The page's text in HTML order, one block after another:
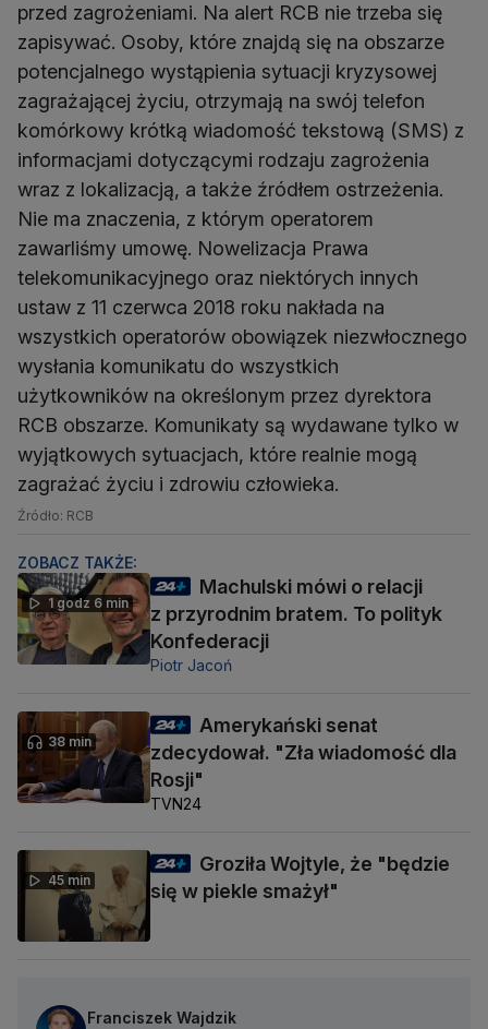
przed zagrożeniami. Na alert RCB nie trzeba się
zapisywać. Osoby, które znajdą się na obszarze
potencjalnego wystąpienia sytuacji kryzysowej
zagrażającej życiu, otrzymają na swój telefon
komórkowy krótką wiadomość tekstową (SMS) z
informacjami dotyczącymi rodzaju zagrożenia
wraz z lokalizacją, a także źródłem ostrzeżenia.
Nie ma znaczenia, z którym operatorem
zawarliśmy umowę. Nowelizacja Prawa
telekomunikacyjnego oraz niektórych innych
ustaw z 11 czerwca 2018 roku nakłada na
wszystkich operatorów obowiązek niezwłocznego
wysłania komunikatu do wszystkich
użytkowników na określonym przez dyrektora
RCB obszarze. Komunikaty są wydawane tylko w
wyjątkowych sytuacjach, które realnie mogą
zagrażać życiu i zdrowiu człowieka.
Źródło: RCB
ZOBACZ TAKŻE:
1 godz 6 min
Machulski mówi o relacji
z przyrodnim bratem. To polityk
Konfederacji
Piotr Jacoń
38 min
Amerykański senat
zdecydował. "Zła wiadomość dla
Rosji"
TVN24
45 min
Groziła Wojtyle, że "będzie
się w piekle smażył"
Franciszek Wajdzik